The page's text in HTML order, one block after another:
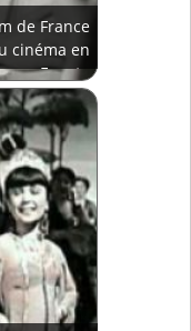
de France
cinéma en
Egypte